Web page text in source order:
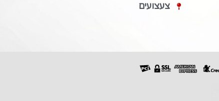
צעצועים